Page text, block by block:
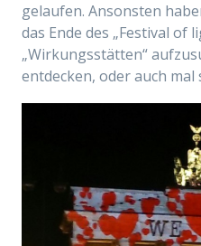
gelaufen. Ansonsten
das Ende des „Festival of
„Wirkungsstätten“
entdecken, oder auch mal